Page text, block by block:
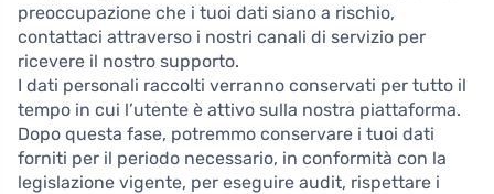
preoccupazione che i tuoi dati siano a rischio,
contattaci attraverso i nostri canali di servizio per
ricevere il nostro supporto.
I dati personali raccolti verranno conservati per tutto il
tempo in cui l’utente è attivo sulla nostra piattaforma.
Dopo questa fase, potremmo conservare i tuoi dati
forniti per il periodo necessario, in conformità con la
legislazione vigente, per eseguire audit, rispettare i